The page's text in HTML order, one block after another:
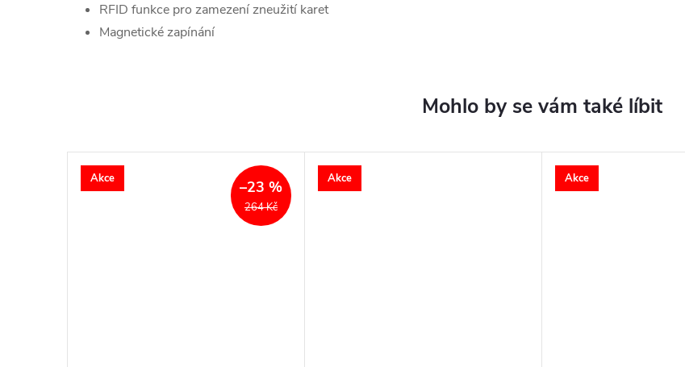
RFID funkce pro zamezení zneužití karet
Magnetické zapínání
Akce
264 Kč
–23 % Akce Akce